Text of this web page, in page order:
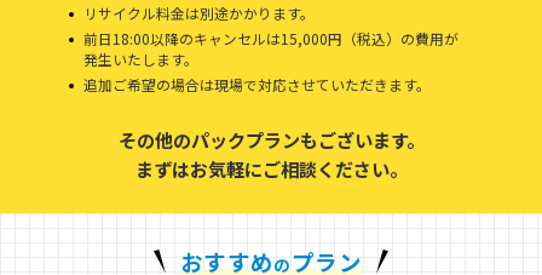
リサイクル料金は別途かかります。
前日18:00以降のキャンセルは15,000円（税込）の費用が
発生いたします。
追加ご希望の場合は現場で対応させていただきます。
その他のパックプランもございます。
まずはお気軽にご相談ください。
おすすめのプラン